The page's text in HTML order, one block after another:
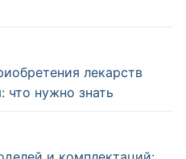
лекарств
что нужно знать